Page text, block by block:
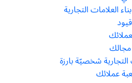
العلامات التجارية